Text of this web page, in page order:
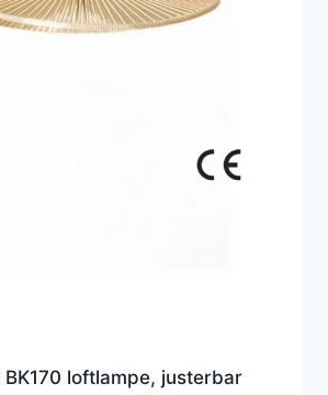
BK170 loftlampe, justerbar